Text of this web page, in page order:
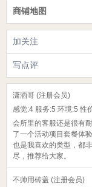
商铺地图
加关注
写点评
潇洒哥 (注册会员)
感觉:4 服务:5 环境:5 性
会所里的客服还是很有
了一个活动项目套餐体
也是我喜欢的类型，都
尽，推荐给大家。
不帅用砖盖 (注册会员)